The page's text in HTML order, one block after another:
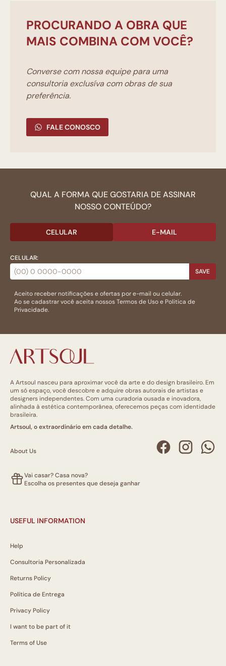
PROCURANDO A OBRA QUE
MAIS COMBINA COM VOCÊ?
Converse com nossa equipe para uma
consultoria exclusíva com obras de sua
preferência.
FALE CONOSCO
QUAL A FORMA QUE GOSTARIA DE ASSINAR
NOSSO CONTEÚDO?
CELULAR E-MAIL
CELULAR:
SAVE
Aceito receber notificações e ofertas por e-mail ou celular.
Ao se cadastrar você aceita nossosTermos de Usoe Politica de
Privacidade.
A Artsoul nasceu para aproximar você da arte e do design brasileiro. Em
um só espaço, você descobre e adquire obras autorais de artistas e
designers independentes. Com uma curadoria ousada e inovadora,
alinhada à estética contemporânea, oferecemos peças com identidade
brasileira.
Artsoul, o extraordinário em cada detalhe.
About Us
Vai casar? Casa nova?
Escolha os presentes que deseja ganhar
USEFUL INFORMATION
Help
Consultoria Personalizada
Returns Policy
Política de Entrega
Privacy Policy
I want to be part of it
Terms of Use